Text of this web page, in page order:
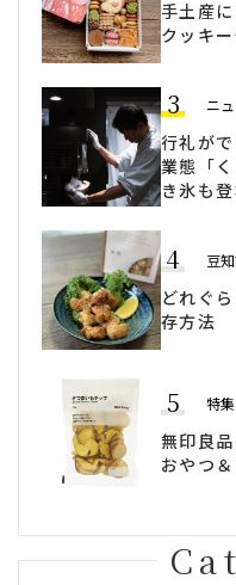
手土産
クッキ
3 ニ
行礼が
業態「
き氷も
4 豆
どれぐ
存方法
5 特集
無印良
おやつ